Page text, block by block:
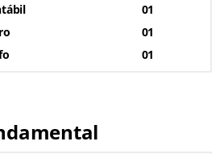
01
01
01